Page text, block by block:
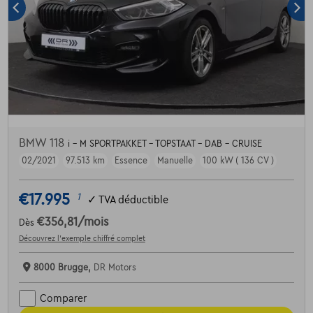
BMW 118 i - M SPORTPAKKET - TOPSTAAT - DAB - CRUISE
02/2021
97.513 km Essence Manuelle 100 kW ( 136 CV )
€17.995 1 ✓ TVA déductible
Dès €356,81 /mois
Découvrez l’exemple chiffré complet
8000 Brugge, DR Motors
Comparer